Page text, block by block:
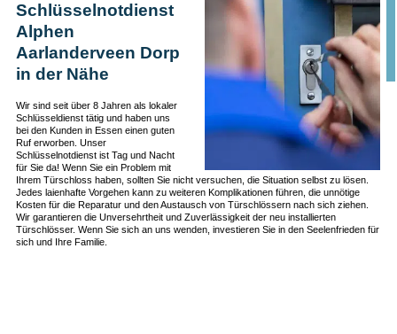
Schlüsselnotdienst
Alphen
Aarlanderveen Dorp
in der Nähe
Wir sind seit über 8 Jahren als lokaler
Schlüsseldienst tätig und haben uns
bei den Kunden in Essen einen guten
Ruf erworben. Unser
Schlüsselnotdienst ist Tag und Nacht
für Sie da! Wenn Sie ein Problem mit
Ihrem Türschloss haben, sollten Sie nicht versuchen, die Situation selbst zu lösen.
Jedes laienhafte Vorgehen kann zu weiteren Komplikationen führen, die unnötige
Kosten für die Reparatur und den Austausch von Türschlössern nach sich ziehen.
Wir garantieren die Unversehrtheit und Zuverlässigkeit der neu installierten
Türschlösser. Wenn Sie sich an uns wenden, investieren Sie in den Seelenfrieden für
sich und Ihre Familie.